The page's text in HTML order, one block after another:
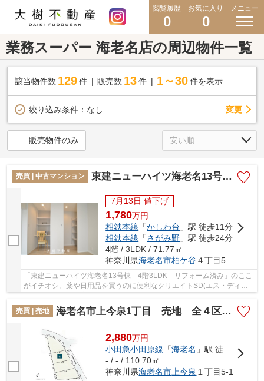
閲覧履歴
0
お気に入り
0
メニュー
業務スーパー 海老名店の周辺物件一覧
該当物件数 129件 販売数 13 件 1～30 件を表示
絞り込み条件： なし 変更
販売物件のみ
売買 | 中古マンション 東建ニューハイツ海老名13号棟 4階3LDK リフォーム済み
7月13日 値下げ
1,780万円
相鉄本線 「かしわ台 」駅 徒歩11分
相鉄本線 「さがみ野 」駅 徒歩24分
4階 / 3LDK / 71.77㎡
神奈川県海老名市柏ケ谷４丁目5-13
「東建ニューハイツ海老名13号棟 4階3LDK リフォーム済み」のここ
がイチオシ。薬や日用品を買うのに便利なクリエイトSD(エス・ディー)
売買 | 売地
海老名市上今泉1丁目 売地 全４区画【仲介手数料無料】
2,880万円
小田急小田原線 「海老名 」駅 徒歩22分
- / - / 110.70㎡
神奈川県海老名市上今泉 １丁目5-1